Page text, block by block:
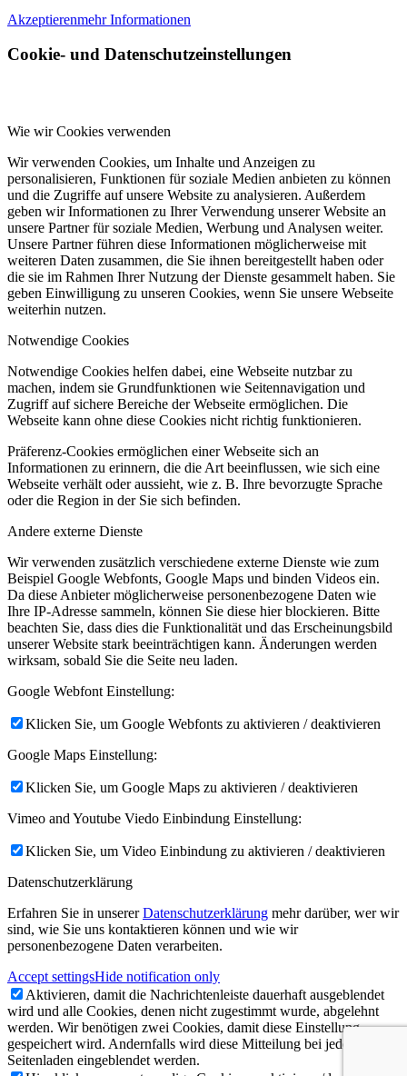
Akzeptierenmehr Informationen
Cookie- und Datenschutzeinstellungen
Wie wir Cookies verwenden
Wir verwenden Cookies, um Inhalte und Anzeigen zu
personalisieren, Funktionen für soziale Medien anbieten zu können
und die Zugriffe auf unsere Website zu analysieren. Außerdem
geben wir Informationen zu Ihrer Verwendung unserer Website an
unsere Partner für soziale Medien, Werbung und Analysen weiter.
Unsere Partner führen diese Informationen möglicherweise mit
weiteren Daten zusammen, die Sie ihnen bereitgestellt haben oder
die sie im Rahmen Ihrer Nutzung der Dienste gesammelt haben. Sie
geben Einwilligung zu unseren Cookies, wenn Sie unsere Webseite
weiterhin nutzen.
Notwendige Cookies
Notwendige Cookies helfen dabei, eine Webseite nutzbar zu
machen, indem sie Grundfunktionen wie Seitennavigation und
Zugriff auf sichere Bereiche der Webseite ermöglichen. Die
Webseite kann ohne diese Cookies nicht richtig funktionieren.
Präferenz-Cookies ermöglichen einer Webseite sich an
Informationen zu erinnern, die die Art beeinflussen, wie sich eine
Webseite verhält oder aussieht, wie z. B. Ihre bevorzugte Sprache
oder die Region in der Sie sich befinden.
Andere externe Dienste
Wir verwenden zusätzlich verschiedene externe Dienste wie zum
Beispiel Google Webfonts, Google Maps und binden Videos ein.
Da diese Anbieter möglicherweise personenbezogene Daten wie
Ihre IP-Adresse sammeln, können Sie diese hier blockieren. Bitte
beachten Sie, dass dies die Funktionalität und das Erscheinungsbild
unserer Website stark beeinträchtigen kann. Änderungen werden
wirksam, sobald Sie die Seite neu laden.
Google Webfont Einstellung:
Klicken Sie, um Google Webfonts zu aktivieren / deaktivieren
Google Maps Einstellung:
Klicken Sie, um Google Maps zu aktivieren / deaktivieren
Vimeo and Youtube Viedo Einbindung Einstellung:
Klicken Sie, um Video Einbindung zu aktivieren / deaktivieren
Datenschutzerklärung
Erfahren Sie in unsererDatenschutzerklärung mehr darüber, wer wir
sind, wie Sie uns kontaktieren können und wie wir
personenbezogene Daten verarbeiten.
Accept settingsHide notification only
Aktivieren, damit die Nachrichtenleiste dauerhaft ausgeblendet
wird und alle Cookies, denen nicht zugestimmt wurde, abgelehnt
werden. Wir benötigen zwei Cookies, damit diese Einstellung
gespeichert wird. Andernfalls wird diese Mitteilung bei jedem
Seitenladen eingeblendet werden.